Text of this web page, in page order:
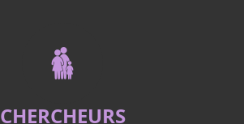
CHERCHEURS